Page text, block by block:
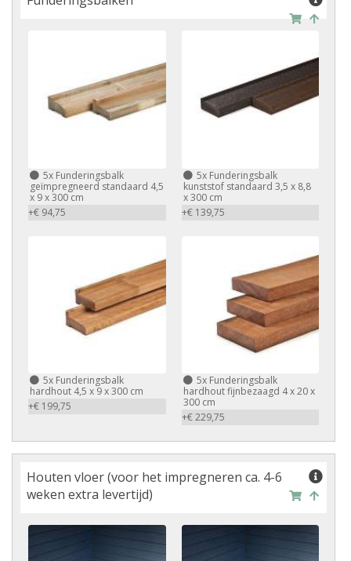
5x Funderingsbalk
geïmpregneerd standaard 4,5
x 9 x 300 cm
+€ 94,75
5x Funderingsbalk
kunststof standaard 3,5 x 8,8
x 300 cm
+€ 139,75
5x Funderingsbalk
hardhout 4,5 x 9 x 300 cm
+€ 199,75
5x Funderingsbalk
hardhout fijnbezaagd 4 x 20 x
300 cm
+€ 229,75
Houten vloer (voor het impregneren ca. 4-6
weken extra levertijd)